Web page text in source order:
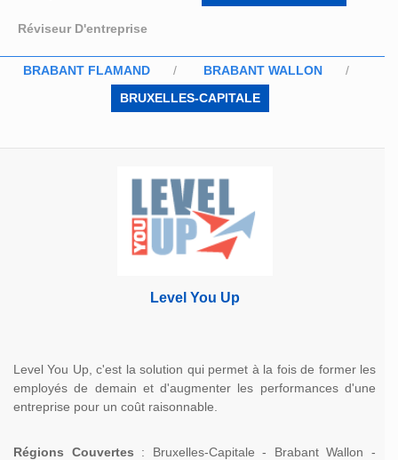
Réviseur D'entreprise
BRABANT FLAMAND
BRABANT WALLON
BRUXELLES-CAPITALE
Level You Up
Level You Up, c'est la solution qui permet à la fois de former les
employés de demain et d'augmenter les performances d'une
entreprise pour un coût raisonnable.
Régions Couvertes : Bruxelles-Capitale - Brabant Wallon -